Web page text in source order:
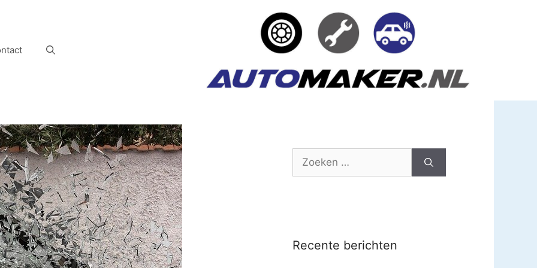
Zoek
Recente berichten